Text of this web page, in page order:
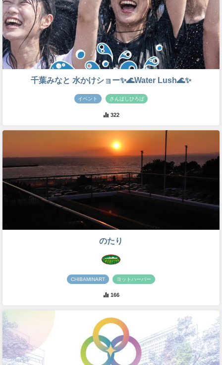
千葉みなと 水かけショー✨🌊Water Lush🌊✨
イベント さんばしひろば
322
のたり
CHIBAMINART ヨットハーバー
166